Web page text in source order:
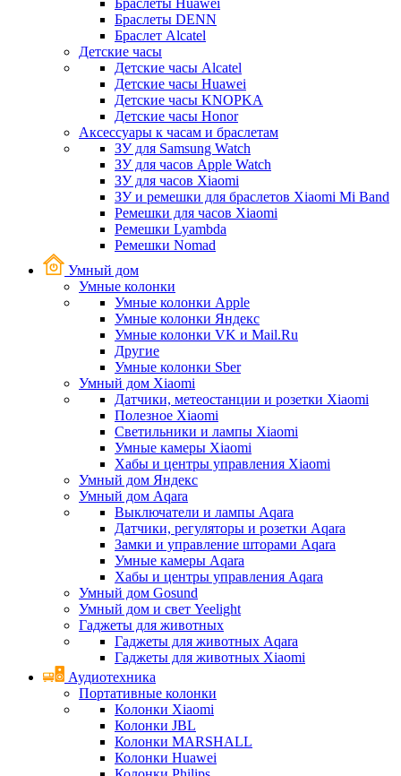
Браслеты Huawei
Браслеты DENN
Браслет Alcatel
Детские часы
Детские часы Alcatel
Детские часы Huawei
Детские часы KNOPKA
Детские часы Honor
Аксессуары к часам и браслетам
ЗУ для Samsung Watch
ЗУ для часов Apple Watch
ЗУ для часов Xiaomi
ЗУ и ремешки для браслетов Xiaomi Mi Band
Ремешки для часов Xiaomi
Ремешки Lyambda
Ремешки Nomad
Умный дом
Умные колонки
Умные колонки Apple
Умные колонки Яндекс
Умные колонки VK и Mail.Ru
Другие
Умные колонки Sber
Умный дом Xiaomi
Датчики, метеостанции и розетки Xiaomi
Полезное Xiaomi
Светильники и лампы Xiaomi
Умные камеры Xiaomi
Хабы и центры управления Xiaomi
Умный дом Яндекс
Умный дом Aqara
Выключатели и лампы Aqara
Датчики, регуляторы и розетки Aqara
Замки и управление шторами Aqara
Умные камеры Aqara
Хабы и центры управления Aqara
Умный дом Gosund
Умный дом и свет Yeelight
Гаджеты для животных
Гаджеты для животных Aqara
Гаджеты для животных Xiaomi
Аудиотехника
Портативные колонки
Колонки Xiaomi
Колонки JBL
Колонки MARSHALL
Колонки Huawei